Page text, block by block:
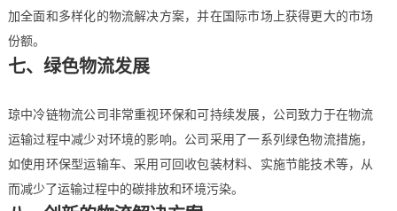
加全面和多样化的物流解决方案，并在国际市场上获得更大的市场
份额。
七、绿色物流发展
琼中冷链物流公司非常重视环保和可持续发展，公司致力于在物流
运输过程中减少对环境的影响。公司采用了一系列绿色物流措施，
如使用环保型运输车、采用可回收包装材料、实施节能技术等，从
而减少了运输过程中的碳排放和环境污染。